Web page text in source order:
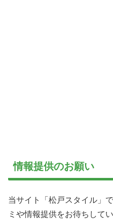
情報提供のお願い
当サイト「松戸スタイル」
ミや情報提供をお待ちしてい